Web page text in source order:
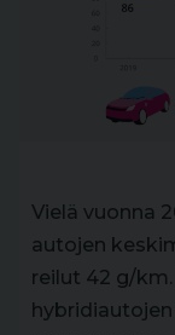
Vielä vuonna
autojen
reilut 42 g/